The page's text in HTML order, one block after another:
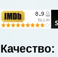
Качество: